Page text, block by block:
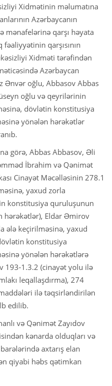
Xidmətinin məlumatına
Azərbaycanın
qarşı həyata
qarşısının
Xidməti tərəfindən
Azərbaycan
Ənvər oğlu, Abbasov Abbas
oğlu və qeyrilərinin
dövlətin konstitusiya
yönələn hərəkətlər
görə, Abbas Abbasov, Əli
İbrahim və Qənimət
Cinayət Məcəlləsinin 278.1
yaxud zorla
konstitusiya quruluşunun
hərəkətlər), Eldar Əmirov
ələ keçirilməsinə, yaxud
konstitusiya
yönələn hərəkətlərə
193-1.3.2 (cinayət yolu ilə
leqallaşdırma), 274
ilə təqsirləndirilən
edilib.
və Qənimət Zayıdov
kənarda olduqları və
axtarış elan
qiyabi həbs qətimkan